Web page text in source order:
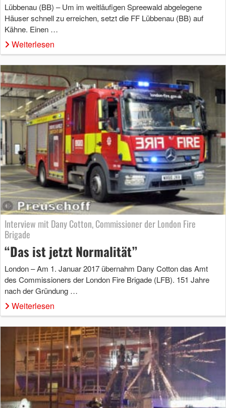
Lübbenau (BB) – Um im weitläufigen Spreewald abgelegene
Häuser schnell zu erreichen, setzt die FF Lübbenau (BB) auf
Kähne. Einen …
Weiterlesen
Interview mit Dany Cotton, Commissioner der London Fire
Brigade
“Das ist jetzt Normalität”
London – Am 1. Januar 2017 übernahm Dany Cotton das Amt
des Commissioners der London Fire Brigade (LFB). 151 Jahre
nach der Gründung …
Weiterlesen